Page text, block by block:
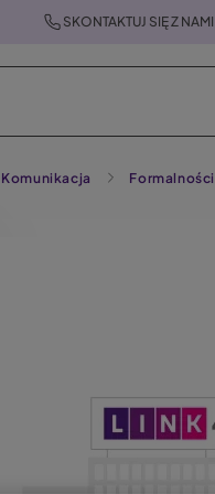
SKONTAKTUJ SIĘ Z NAMI
Komunikacja Formalności